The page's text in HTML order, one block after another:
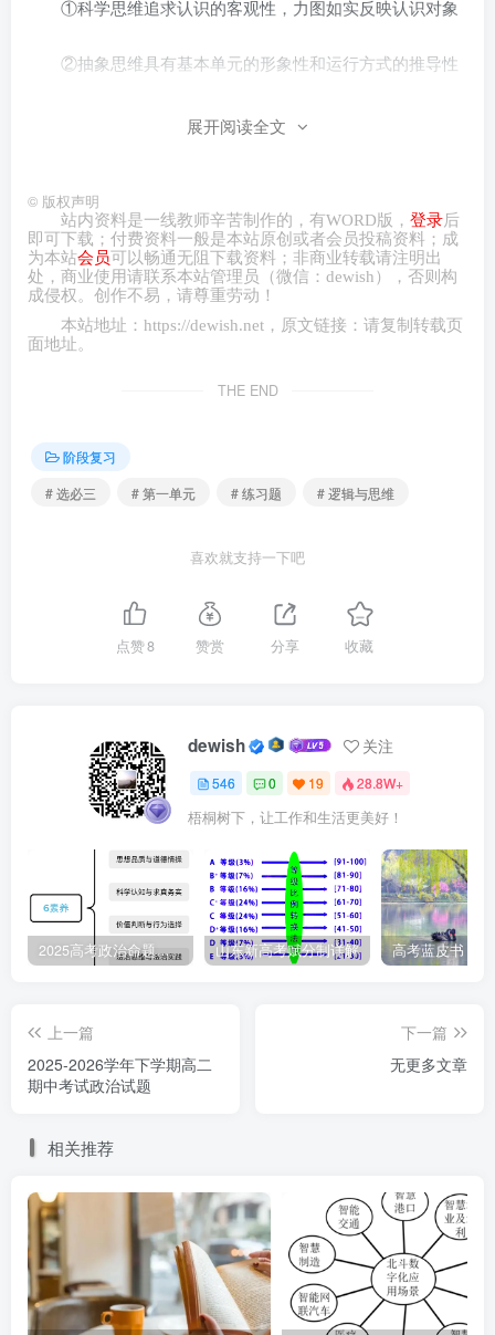
①科学思维追求认识的客观性，力图如实反映认识对象
②抽象思维具有基本单元的形象性和运行方式的推导性
③科学思维的结果具有可检验性，结论经得起实践检验
A．①② B．①③ C．
②④ D．③④
5．坚持底线思维,就要有草摇叶响知鹿过、松风一起知
虎来、一叶易色而知天下秋的见微知著能力,对潜在的风险有
科学预判,知道风险在哪里、表现形式是什么、发展趋势会怎
①能动性 ②一致性 ③间接性 ④差异性
②④ D．③④
6．“碧玉妆成一树高，万条垂下绿丝绦。”“春眠不觉晓，
处处闻啼鸟。”“几处早莺争暖树，谁家新燕啄春泥。”古人描
①通过概念推理以把握春天的本质和规律②体现出思维
如实地反映认识对象的特征
③通过感性形象组合体现出思维的能动性④运用联想和
想象表达作者对春天的感受
A．①② B．①④ C．
7．在某校的时政报告会上，三名同学分享了自己的心得
体会：
小李：只有与人民风雨同舟，才能把人民对美好生活的向
往变为现实。
下列说法正确的是（ ）
展开阅读全文
© 版权声明
站内资料是一线教师辛苦制作的，有WORD版， 登录后
即可下载；付费资料一般是本站原创或者会员投稿资料；成
为本站会员可以畅通无阻下载资料；非商业转载请注明出
处，商业使用请联系本站管理员（微信： dewish ），否则构
成侵权。创作不易，请尊重劳动！
本站地址： https://dewish.net ，原文链接：请复制转载页
面地址。
THE END
阶段复习
# 选必三
# 第一单元 # 练习题 # 逻辑与思维
喜欢就支持一下吧
点赞8 赞赏 分享 收藏
dewish 关注
546 0 19 28.8W+
梧桐树下，让工作和生活更美好！
2025高考政治命题纲要解读 山东新高考赋分制详解
上一篇
2025-2026学年下学期高二
期中考试政治试题
下一篇
无更多文章
相关推荐